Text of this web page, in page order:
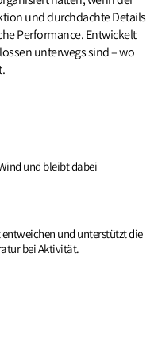
und durchdachte Details
Performance. Entwickelt
unterwegs sind – wo
und bleibt dabei
und unterstützt die
bei Aktivität.